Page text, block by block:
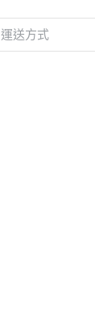
運送方式